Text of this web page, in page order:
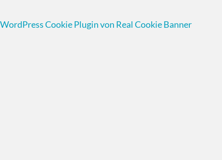
WordPress Cookie Plugin von Real Cookie Banner